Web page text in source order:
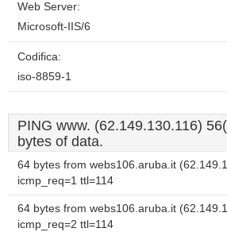
Web Server:
Microsoft-IIS/6
Codifica:
iso-8859-1
PING www. (62.149.130.116)
bytes of data.
64 bytes from webs106.aruba.it
icmp_req=1 ttl=114
64 bytes from webs106.aruba.it
icmp_req=2 ttl=114